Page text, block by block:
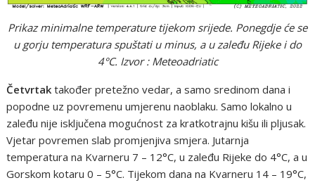
Prikaz minimalne temperature tijekom srijede. Ponegdje će se
u gorju temperatura spuštati u minus, a u zaleđu Rijeke i do
4°C. Izvor : Meteoadriatic
Četvrtak također pretežno vedar, a samo sredinom dana i
popodne uz povremenu umjerenu naoblaku. Samo lokalno u
zaleđu nije isključena mogućnost za kratkotrajnu kišu ili pljusak.
Vjetar povremen slab promjenjiva smjera. Jutarnja
temperatura na Kvarneru 7 – 12°C, u zaleđu Rijeke do 4°C, a u
Gorskom kotaru 0 – 5°C. Tijekom dana na Kvarneru 14 – 19°C,